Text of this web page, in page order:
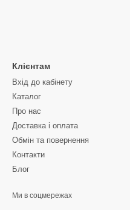
Клієнтам
Вхід до кабінету
Каталог
Про нас
Доставка і оплата
Обмін та повернення
Контакти
Блог
Ми в соцмережах